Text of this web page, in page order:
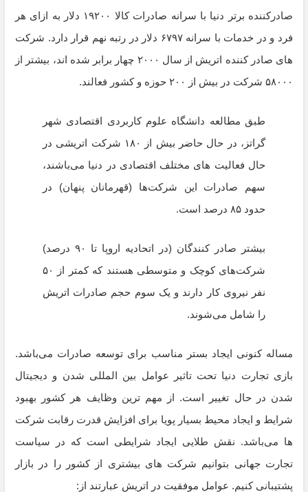
صادرکننده برتر دنیا با سرانه صادرات کالا ۱۹۲۰۰ دلار به ازای هر
فرد و در خدمات با سرانه ۶۷۹۷ دلار در رتبه نهم قرار دارد. شرکت
های صادر کننده اتریش از سال ۲۰۰۰ چهار برابر شده اند، بیشتر از
۵۸۰۰۰ شرکت در بیش از ۲۰۰ حوزه و کشور فعالند.
طبق مطالعه دانشگاه علوم کاربردی اقتصادی شهر
گراتز، در حال حاضر بیش از ۱۸۰ شرکت اتریشی در
حال فعالیت های مختلف اقتصادی در دنیا می‌باشند،
سهم صادرات این شرکت‌ها (قهرمانان پنهان) در
حدود ۸۵ درصد است.
بیشتر صادر کنندگان (در اتحادیه اروپا تا ۹۰ درصد)
شرکت‌های کوچک و متوسطی هستند که کمتر از ۵۰
نفر نیروی کار دارند و یک سوم حجم صادرات اتریش
را شامل می‌شوند.
مساله کنونی ایجاد بستر مناسب برای توسعه صادرات می‌باشد.
بازی تجارت دنیا تحت تاثیر عوامل بین المللی شدن و دیجیتال
شدن در حال تغییر است. از مهم ترین وظایف هر کشور بهبود
شرایط و ایجاد محیط بسیار پویا برای افزایش قدرت رقابت شرکت
ها می‌باشد. نقش طلایی ایجاد شرایطی است که در سیاست
تجارت جهانی بتوانیم شرکت‌ های بیشتری از کشور را در بازار
پشتیبانی کنیم. عوامل موفقیت در اتریش عبارتند از: